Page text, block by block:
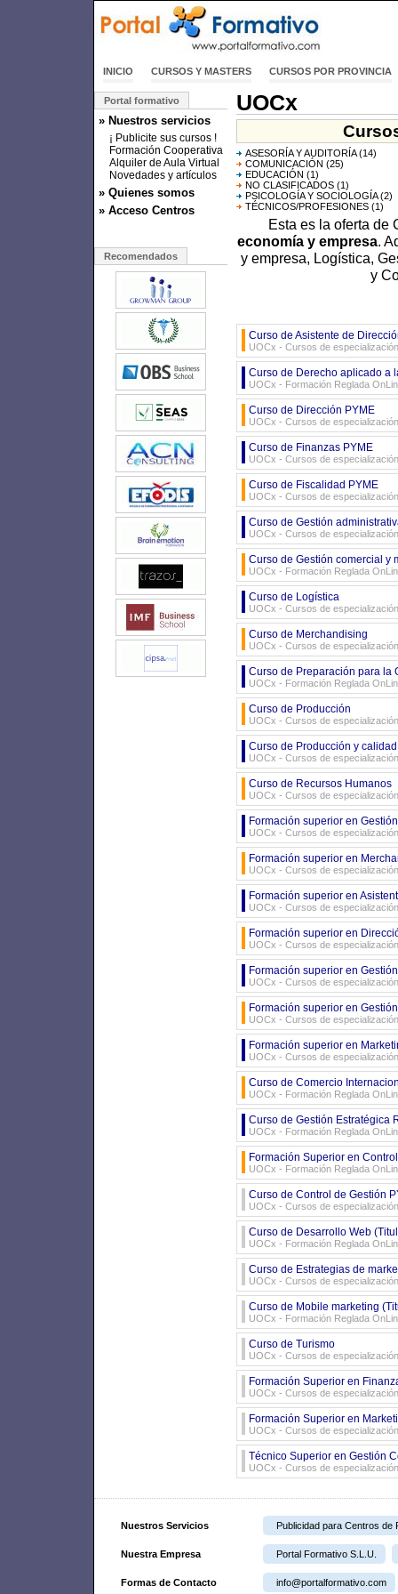
INICIO CURSOS Y MASTERS CURSOS POR PROVINCIA
Portal formativo
» Nuestros servicios
¡ Publicite sus cursos !
Formación Cooperativa
Alquiler de Aula Virtual
Novedades y artículos
» Quienes somos
» Acceso Centros
Recomendados
UOCx
ASESORÍA Y AUDITORÍA(14)
COMUNICACIÓN (25)
EDUCACIÓN (1)
NO CLASIFICADOS (1)
PSICOLOGÍA Y SOCIOLOGÍA(2)
TÉCNICOS/PROFESIONES (1)
Esta es la oferta de
economía y empresa.
y empresa, Logística,
y
Curso de Asistente de
UOCx - Cursos de
Curso de Derecho aplicado a
UOCx - Formación Reglada
Curso de Dirección PYME
UOCx - Cursos de
Curso de Finanzas PYME
UOCx - Cursos de
Curso de Fiscalidad PYME
UOCx - Cursos de
Curso de Gestión
UOCx - Cursos de
Curso de Gestión comercial y
UOCx - Formación Reglada
Curso de Logística
UOCx - Cursos de
Curso de Merchandising
UOCx - Cursos de
Curso de Preparación para la
UOCx - Formación Reglada
Curso de Producción
UOCx - Cursos de
Curso de Producción y
UOCx - Cursos de
Curso de Recursos Humanos
UOCx - Cursos de
Formación superior en
UOCx - Cursos de
Formación superior en
UOCx - Cursos de
Formación superior en
UOCx - Cursos de
Formación superior en
UOCx - Cursos de
Formación superior en
UOCx - Cursos de
Formación superior en
UOCx - Cursos de
Formación superior en
UOCx - Cursos de
Curso de Comercio
UOCx - Formación Reglada
Curso de Gestión Estratégica
UOCx - Formación Reglada
Formación Superior en
UOCx - Formación Reglada
Curso de Control de Gestión
UOCx - Cursos de
Curso de Desarrollo Web
UOCx - Formación Reglada
Curso de Estrategias de
UOCx - Cursos de
Curso de Mobile marketing
UOCx - Formación Reglada
Curso de Turismo
UOCx - Cursos de
Formación Superior en
UOCx - Cursos de
Formación Superior en
UOCx - Cursos de
Técnico Superior en Gestión
UOCx - Cursos de
Nuestros Servicios Publicidad para Centros de
Nuestra Empresa Portal Formativo S.L.U.
Formas de Contacto info@portalformativo.com